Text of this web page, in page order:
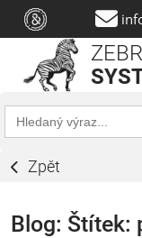
Search
for:
Zpět
Blog: Štítek: